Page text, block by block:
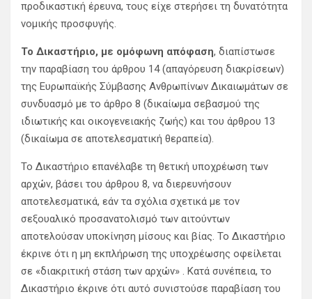
προδικαστική έρευνα, τους είχε στερήσει τη δυνατότητα
νομικής προσφυγής.
Το Δικαστήριο, με ομόφωνη απόφαση, διαπίστωσε
την παραβίαση του άρθρου 14 (απαγόρευση διακρίσεων)
της Ευρωπαϊκής Σύμβασης Ανθρωπίνων Δικαιωμάτων σε
συνδυασμό με το άρθρο 8 (δικαίωμα σεβασμού της
ιδιωτικής και οικογενειακής ζωής) και του άρθρου 13
(δικαίωμα σε αποτελεσματική θεραπεία).
Το Δικαστήριο επανέλαβε τη θετική υποχρέωση των
αρχών, βάσει του άρθρου 8, να διερευνήσουν
αποτελεσματικά, εάν τα σχόλια σχετικά με τον
σεξουαλικό προσανατολισμό των αιτούντων
αποτελούσαν υποκίνηση μίσους και βίας. Το Δικαστήριο
έκρινε ότι η μη εκπλήρωση της υποχρέωσης οφείλεται
σε «διακριτική στάση των αρχών» . Κατά συνέπεια, το
Δικαστήριο έκρινε ότι αυτό συνιστούσε παραβίαση του